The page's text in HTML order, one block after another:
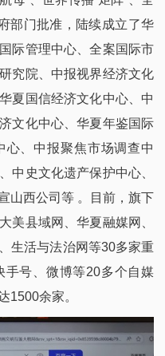
部门批准，陆续成立了华
际管理中心、全案国际市
究院、中报视界经济文化
夏国信经济文化中心、中
文化中心、华夏年鉴国际
心、中报聚焦市场调查中
中史文化遗产保护中心、
山西公司等 。目前，旗下
美县域网、华夏融媒网、
、生活与法治网等30多家重
手号、微博等20多个自媒
1500余家。